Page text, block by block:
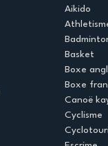
Aikido
Basket
Boxe
Boxe
Canoë
Cyclisme